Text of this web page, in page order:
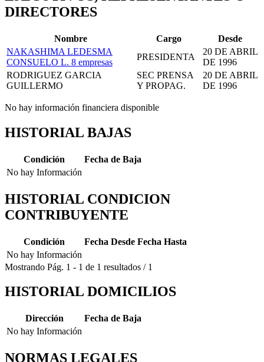
DIRECTORES
Nombre Cargo
Desde
NAKASHIMA LEDESMA
CONSUELO L. 8 empresas
PRESIDENTA
20 DE ABRIL
DE 1996
RODRIGUEZ GARCIA
GUILLERMO
SEC PRENSA
Y PROPAG.
20 DE ABRIL
DE 1996
No hay información financiera disponible
HISTORIAL BAJAS
Condición
Fecha de Baja
No hay Información
HISTORIAL CONDICION
CONTRIBUYENTE
Condición Fecha Desde Fecha Hasta
No hay Información
Mostrando Pág. 1 - 1 de 1 resultados / 1
HISTORIAL DOMICILIOS
Dirección
Fecha de Baja
No hay Información
NORMAS LEGALES